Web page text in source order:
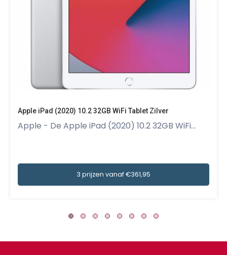
Apple iPad (2020) 10.2 32GB WiFi Tablet Zilver
Apple - De Apple iPad (2020) 10.2 32GB WiFi...
3 prijzen vanaf €361,95